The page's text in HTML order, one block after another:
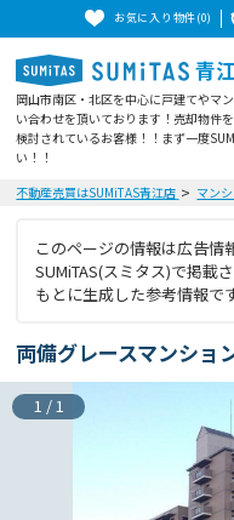
お気に入り物件(0)
青
岡山市南区・北区を中心に戸建てやマ
い合わせを頂いております！売却物件
検討されているお客様！！まず一度
い！！
不動産売買はSUMiTAS青江店
マン
このページの情報は広告情
SUMiTAS(スミタス)で掲載
もとに生成した参考情報です
両備グレースマンショ
1 / 1